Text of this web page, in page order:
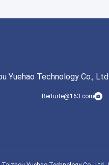
Yuehao Technology Co., Ltd
Berturte@163.com